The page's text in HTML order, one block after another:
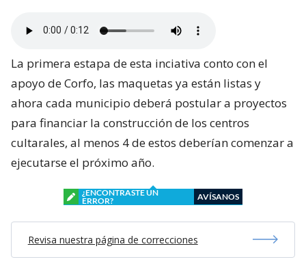
La primera estapa de esta inciativa conto con el
apoyo de Corfo, las maquetas ya están listas y
ahora cada municipio deberá postular a proyectos
para financiar la construcción de los centros
cultarales, al menos 4 de estos deberían comenzar a
ejecutarse el próximo año.
¿ENCONTRASTE UN
ERROR?
AVÍSANOS
Revisa nuestra página de correcciones